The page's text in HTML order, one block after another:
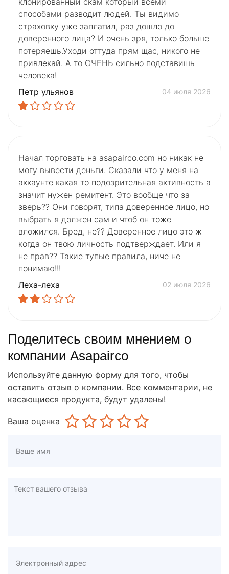
способами разводит людей. Ты видимо
страховку уже заплатил, раз дошло до
доверенного лица? И очень зря, только больше
потеряешь.Уходи оттуда прям щас, никого не
привлекай. А то ОЧЕНЬ сильно подставишь
человека!
Петр ульянов
04 июля 2026
Начал торговать на asapairco.com но никак не
могу вывести деньги. Сказали что у меня на
аккаунте какая то подозрительная активность а
значит нужен ремитент. Это вообще что за
зверь?? Они говорят, типа доверенное лицо, но
выбрать я должен сам и чтоб он тоже
вложился. Бред, не?? Доверенное лицо это ж
когда он твою личность подтверждает. Или я
не прав?? Такие тупые правила, ниче не
понимаю!!!
Леха-леха
02 июля 2026
Поделитесь своим мнением о
компании Asapairco
Используйте данную форму для того, чтобы
оставить отзыв о компании. Все комментарии, не
касающиеся продукта, будут удалены!
Ваша оценка